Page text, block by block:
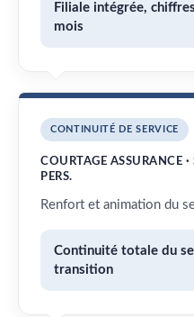
Filiale intégrée,
mois
CONTINUITÉ DE SERVICE
COURTAGE ASSURANCE
PERS.
Renfort et animation du
Continuité totale du
transition